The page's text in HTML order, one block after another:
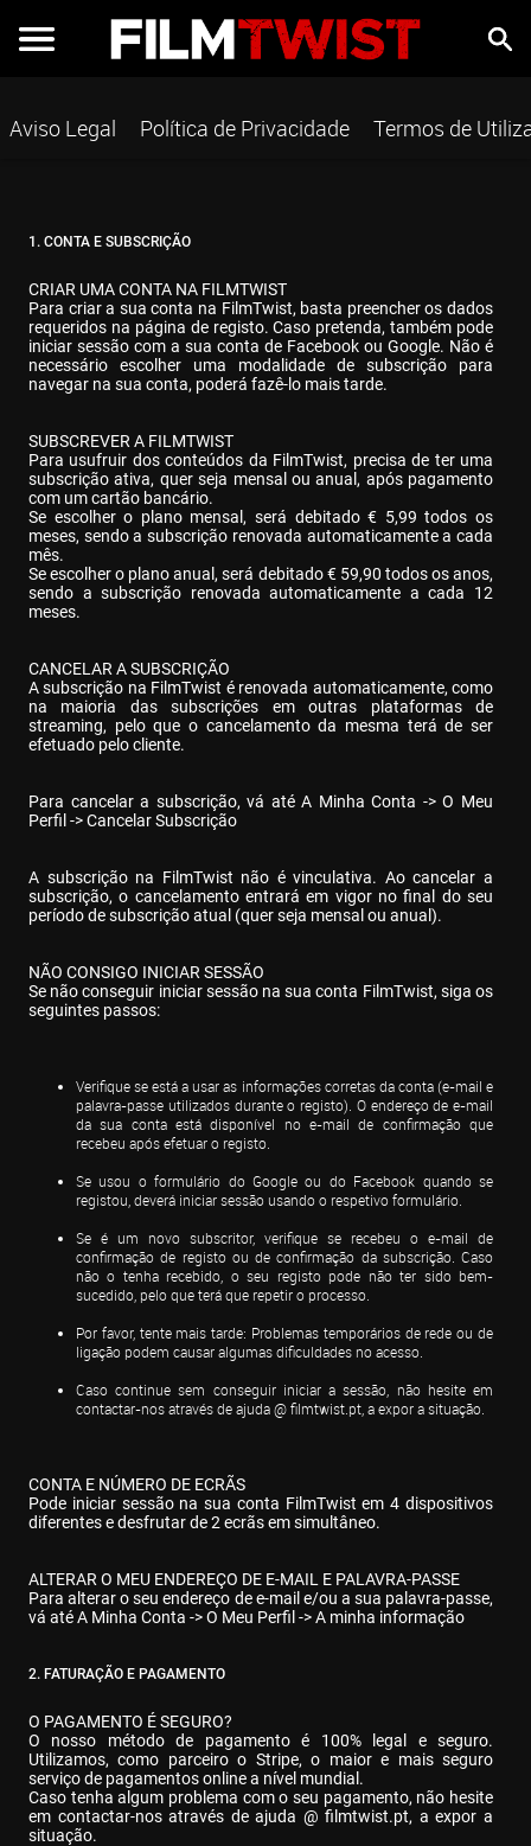
Aviso Legal Política de Privacidade Termos de
1. CONTA E SUBSCRIÇÃO
CRIAR UMA CONTA NA FILMTWIST
Para criar a sua conta na FilmTwist, basta preencher os dados
requeridos na página de registo. Caso pretenda, também pode
iniciar sessão com a sua conta de Facebook ou Google. Não é
necessário escolher uma modalidade de subscrição para
navegar na sua conta, poderá fazê-lo mais tarde.
SUBSCREVER A FILMTWIST
Para usufruir dos conteúdos da FilmTwist, precisa de ter uma
subscrição ativa, quer seja mensal ou anual, após pagamento
com um cartão bancário.
Se escolher o plano mensal, será debitado € 5,99 todos os
meses, sendo a subscrição renovada automaticamente a cada
mês.
Se escolher o plano anual, será debitado € 59,90 todos os anos,
sendo a subscrição renovada automaticamente a cada 12
meses.
CANCELAR A SUBSCRIÇÃO
A subscrição na FilmTwist é renovada automaticamente, como
na maioria das subscrições em outras plataformas de
streaming, pelo que o cancelamento da mesma terá de ser
efetuado pelo cliente.
Para cancelar a subscrição, vá até A Minha Conta -> O Meu
Perfil -> Cancelar Subscrição
A subscrição na FilmTwist não é vinculativa. Ao cancelar a
subscrição, o cancelamento entrará em vigor no final do seu
período de subscrição atual (quer seja mensal ou anual).
NÃO CONSIGO INICIAR SESSÃO
Se não conseguir iniciar sessão na sua conta FilmTwist, siga os
seguintes passos:
Verifique se está a usar as informações corretas da conta (e-mail e
palavra-passe utilizados durante o registo). O endereço de e-mail
da sua conta está disponível no e-mail de confirmação que
recebeu após efetuar o registo.
Se usou o formulário do Google ou do Facebook quando se
registou, deverá iniciar sessão usando o respetivo formulário.
Se é um novo subscritor, verifique se recebeu o e-mail de
confirmação de registo ou de confirmação da subscrição. Caso
não o tenha recebido, o seu registo pode não ter sido bem-
sucedido, pelo que terá que repetir o processo.
Por favor, tente mais tarde: Problemas temporários de rede ou de
ligação podem causar algumas dificuldades no acesso.
Caso continue sem conseguir iniciar a sessão, não hesite em
contactar-nos através de ajuda @ filmtwist.pt, a expor a situação.
CONTA E NÚMERO DE ECRÃS
Pode iniciar sessão na sua conta FilmTwist em 4 dispositivos
diferentes e desfrutar de 2 ecrãs em simultâneo.
ALTERAR O MEU ENDEREÇO DE E-MAIL E PALAVRA-PASSE
Para alterar o seu endereço de e-mail e/ou a sua palavra-passe,
vá até A Minha Conta -> O Meu Perfil -> A minha informação
2. FATURAÇÃO E PAGAMENTO
O PAGAMENTO É SEGURO?
O nosso método de pagamento é 100% legal e seguro.
Utilizamos, como parceiro o Stripe, o maior e mais seguro
serviço de pagamentos online a nível mundial.
Caso tenha algum problema com o seu pagamento, não hesite
em contactar-nos através de ajuda @ filmtwist.pt, a expor a
situação.